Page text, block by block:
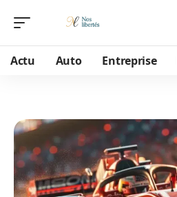
Actu Auto Entreprise